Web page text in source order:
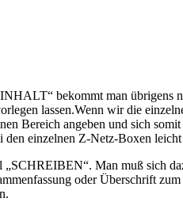
bekommt man übrigens
lassen.Wenn wir die
Bereich angeben und sich
einzelnen Z-Netz-Boxen
Man muß sich
oder Überschrift